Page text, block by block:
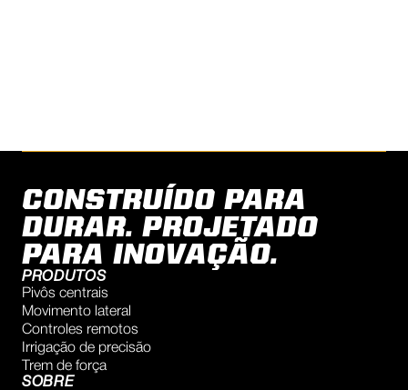
CONSTRUÍDO PARA
DURAR. PROJETADO
PARA INOVAÇÃO.
PRODUTOS
Pivôs centrais
Movimento lateral
Controles remotos
Irrigação de precisão
Trem de força
SOBRE